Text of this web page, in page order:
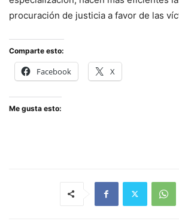
procuración de justicia a favor de las
Comparte esto:
Facebook X
Me gusta esto: